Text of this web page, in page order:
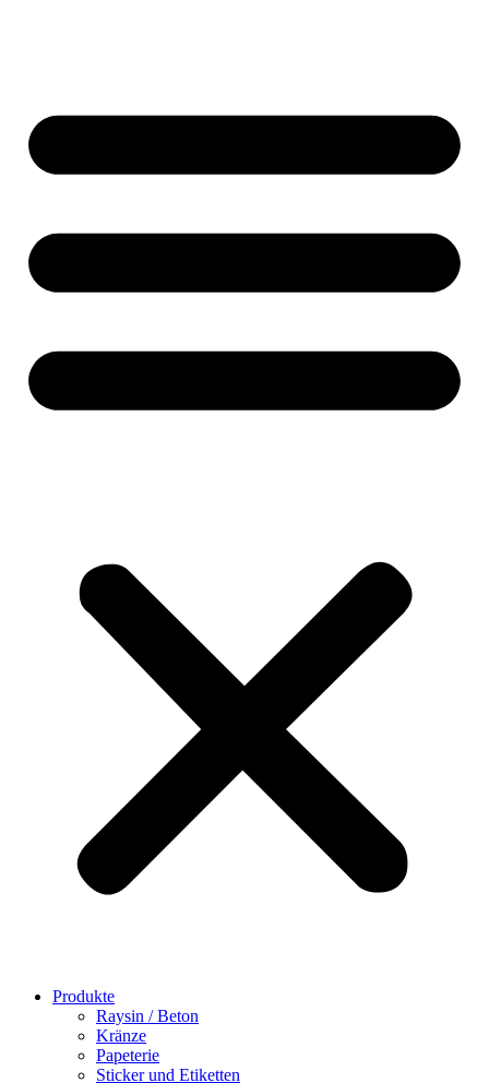
Produkte
Raysin / Beton
Kränze
Papeterie
Sticker und Etiketten